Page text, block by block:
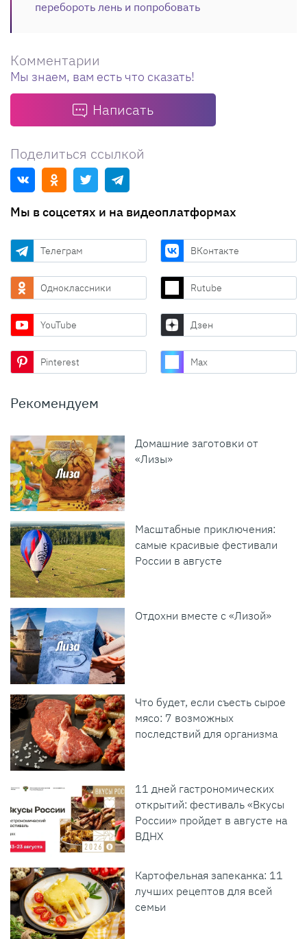
перебороть лень и попробовать
Комментарии
Мы знаем, вам есть что сказать!
Написать
Поделиться ссылкой
Мы в соцсетях и на видеоплатформах
Телеграм ВКонтакте
Одноклассники Rutube
YouTube Дзен
Pinterest Max
Рекомендуем
Домашние заготовки от
«Лизы»
Масштабные приключения:
самые красивые фестивали
России в августе
Отдохни вместе с «Лизой»
Что будет, если съесть сырое
мясо: 7 возможных
последствий для организма
11 дней гастрономических
открытий: фестиваль «Вкусы
России» пройдет в августе на
ВДНХ
Картофельная запеканка: 11
лучших рецептов для всей
семьи